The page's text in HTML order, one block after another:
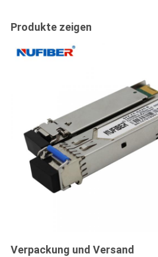
Produkte zeigen
Verpackung und Versand